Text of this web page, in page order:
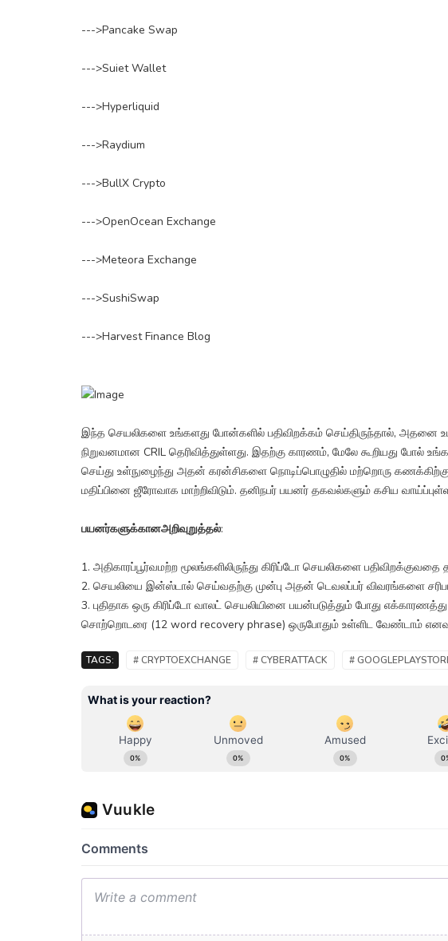
--->Pancake Swap
--->Suiet Wallet
--->Hyperliquid
--->Raydium
--->BullX Crypto
--->OpenOcean Exchange
--->Meteora Exchange
--->SushiSwap
--->Harvest Finance Blog
இந்த செயலிகளை உங்களது போன்களில் பதிவிறக்கம் செய்திருந்தால், அதனை
நிறுவனமான CRIL தெரிவித்துள்ளது. இதற்கு காரணம், மேலே கூறியது போல்
செய்து உள்நுழைந்து அதன் கரன்சிகளை நொடிப்பொழுதில் மற்றொரு
மதிப்பினை ஜீரோவாக மாற்றிவிடும். தனிநபர் பயனர் தகவல்களும் கசிய
பயனர்களுக்கானஅறிவுறுத்தல்:
1. அதிகாரப்பூர்வமற்ற மூலங்களிலிருந்து கிரிப்டோ செயலிகளை பதிவிறக்குவதை
2. செயலியை இன்ஸ்டால் செய்வதற்கு முன்பு அதன் டெவலப்பர் விவரங்களை
3. புதிதாக ஒரு கிரிப்டோ வாலட் செயலியினை பயன்படுத்தும் போது
சொற்றொடரை (12 word recovery phrase) ஒருபோதும் உள்ளிட வேண்டாம் எனவும்
TAGS: # CRYPTOEXCHANGE # CYBERATTACK #